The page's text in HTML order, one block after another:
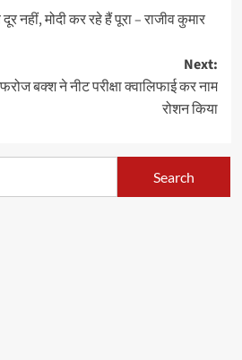
नहीं, मोदी कर रहे हैं पूरा – राजीव कुमार
Next:
बक्श ने नीट परीक्षा क्वालिफाई कर नाम
रोशन किया